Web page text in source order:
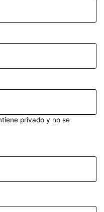
privado y no se